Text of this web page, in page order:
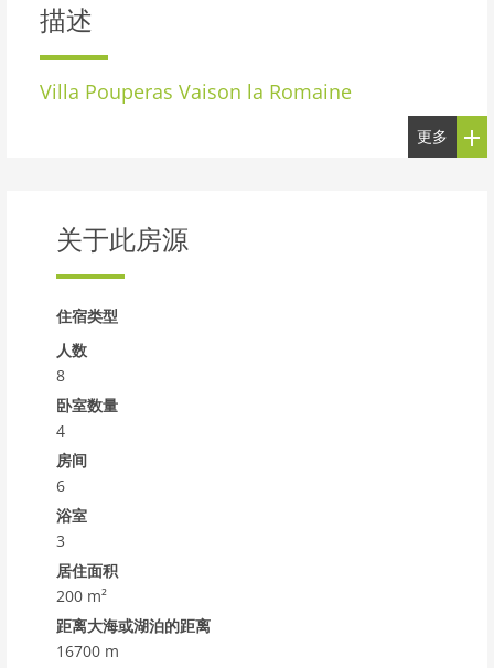
描述
Villa Pouperas Vaison la Romaine
更多
关于此房源
住宿类型
人数
8
卧室数量
4
房间
6
浴室
3
居住面积
200 m²
距离大海或湖泊的距离
16700 m